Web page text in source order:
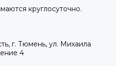
круглосуточно.
г. Тюмень, ул. Михаила
4